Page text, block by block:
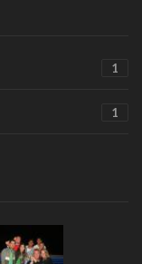
1
1